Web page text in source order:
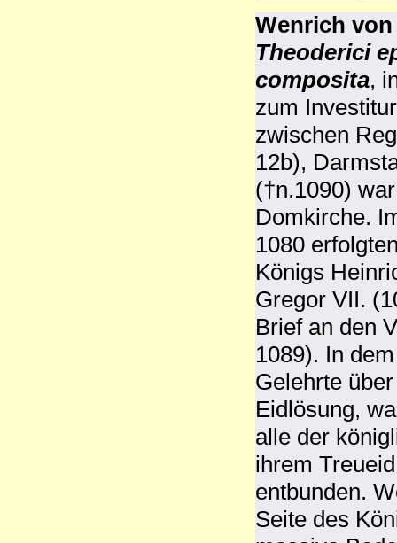
Wenrich
Theoderici
composita,
zum
zwischen
12b),
(†n.1090)
Domkirche.
1080
Königs
Gregor VII.
Brief an den
1089). In
Gelehrte
Eidlösung,
alle der
ihrem
entbunden.
Seite des